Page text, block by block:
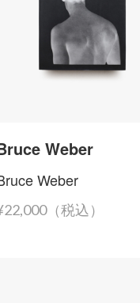
Weber
Weber
（税込）